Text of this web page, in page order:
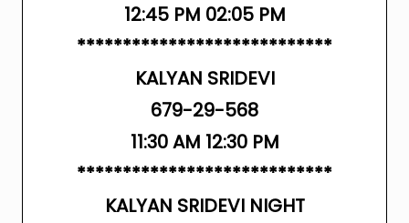
12:45 PM 02:05 PM
****************************
KALYAN SRIDEVI
679-29-568
11:30 AM 12:30 PM
****************************
KALYAN SRIDEVI NIGHT